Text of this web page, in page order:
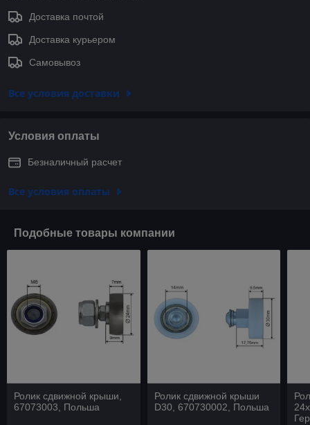
Доставка почтой
Доставка курьером
Самовывоз
Все условия доставки
Условия оплаты
Безналичный расчет
Все условия оплаты
Подобные товары компании
Ролик сдвижной крыши,
67073003, Польша
Ролик сдвижной крыши
D30, 670730002, Польша